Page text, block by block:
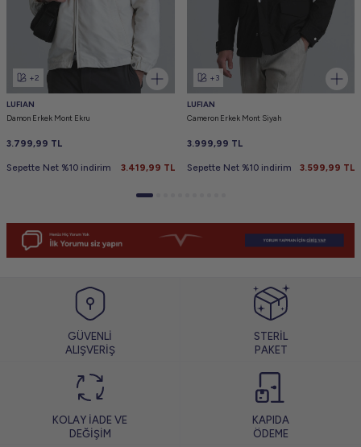
+2
LUFIAN
Damon Erkek Mont Ekru
3.799,99 TL
Sepette Net %10 indirim 3.419,99 TL
+3
LUFIAN
Cameron Erkek Mont Siyah
3.999,99 TL
Sepette Net %10 indirim 3.599,99 TL
GÜVENLİ
ALIŞVERİŞ
STERİL
PAKET
KOLAY İADE VE
DEĞİŞİM
KAPIDA
ÖDEME